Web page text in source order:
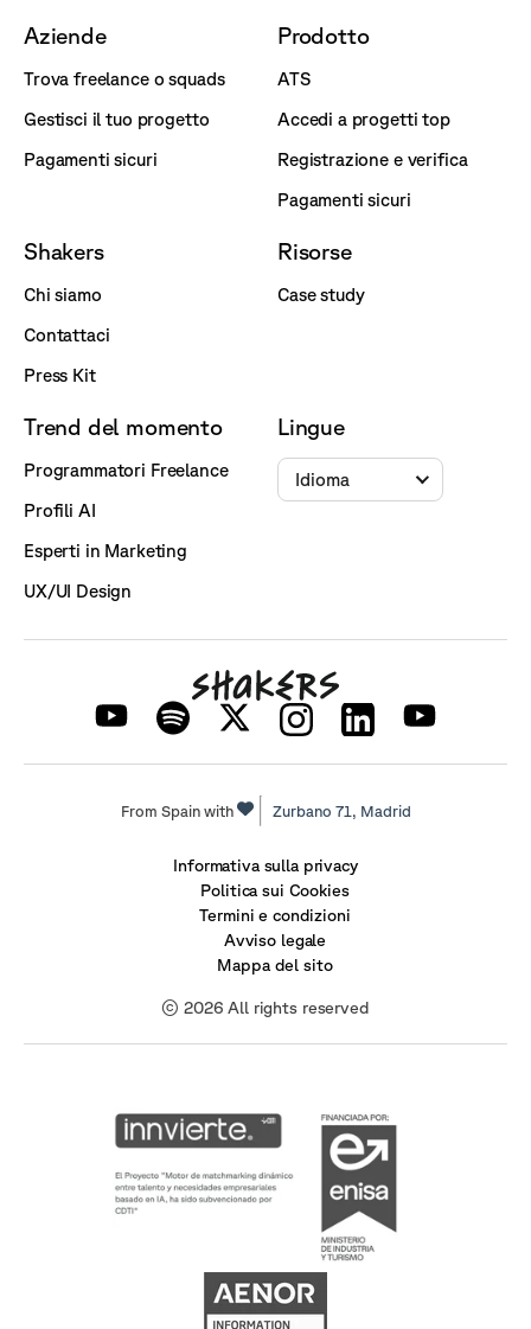
Aziende
Trova freelance o squads
Gestisci il tuo progetto
Pagamenti sicuri
Prodotto
ATS
Accedi a progetti top
Registrazione e verifica
Pagamenti sicuri
Shakers
Chi siamo
Contattaci
Press Kit
Risorse
Case study
Trend del momento
Programmatori Freelance
Profili AI
Esperti in Marketing
UX/UI Design
Lingue
Idioma
From Spain with Zurbano 71, Madrid
Informativa sulla privacy
Politica sui Cookies
Termini e condizioni
Avviso legale
Mappa del sito
© 2026 All rights reserved